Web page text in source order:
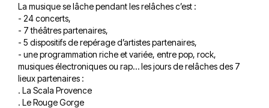
La musique se lâche pendant les relâches c’est :
- 24 concerts,
- 7 théâtres partenaires,
- 5 dispositifs de repérage d’artistes partenaires,
- une programmation riche et variée, entre pop, rock,
musiques électroniques ou rap… les jours de relâches des 7
lieux partenaires :
. La Scala Provence
. Le Rouge Gorge